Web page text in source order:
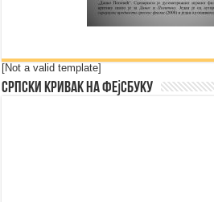
[Not a valid template]
Српски Кривак на Фејсбуку